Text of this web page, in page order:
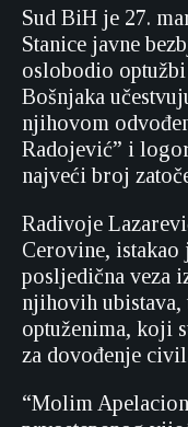
Sud BiH je 27.
Stanice javne
oslobodio
Bošnjaka
njihovom
Radojević” i
najveći broj
Radivoje
Cerovine,
posljedična veza
njihovih ubistava,
optuženima, koji
za dovođenje
“Molim